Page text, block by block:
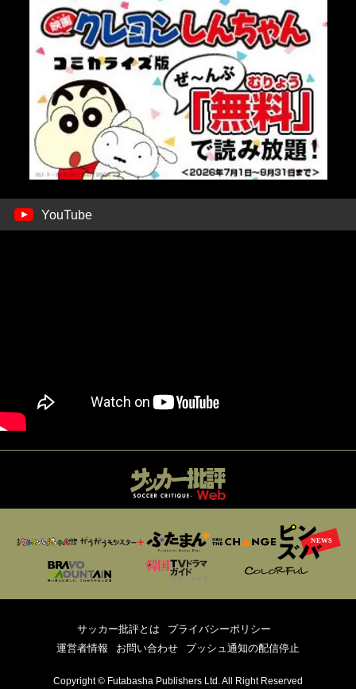
YouTube
サッカー批評とは
プライバシーポリシー
運営者情報
お問い合わせ プッシュ通知の配信停止
Copyright © Futabasha Publishers Ltd. All Right Reserved